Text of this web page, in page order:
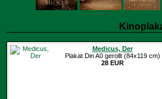
Medicus, Der
Plakat Din A0 gerollt (84x119 cm)
28 EUR